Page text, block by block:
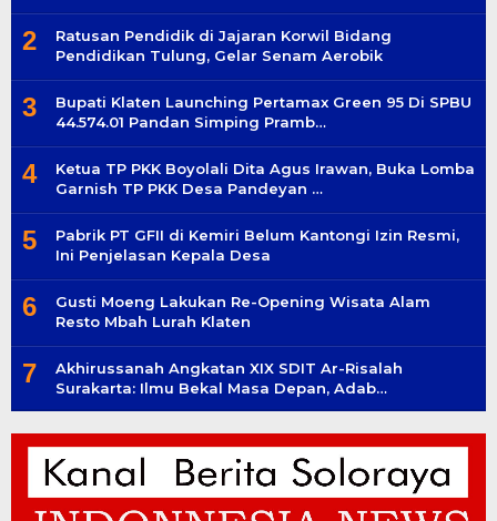
2
Ratusan Pendidik di Jajaran Korwil Bidang
Pendidikan Tulung, Gelar Senam Aerobik
3
Bupati Klaten Launching Pertamax Green 95 Di SPBU
44.574.01 Pandan Simping Pramb…
4
Ketua TP PKK Boyolali Dita Agus Irawan, Buka Lomba
Garnish TP PKK Desa Pandeyan …
5
Pabrik PT GFII di Kemiri Belum Kantongi Izin Resmi,
Ini Penjelasan Kepala Desa
6
Gusti Moeng Lakukan Re-Opening Wisata Alam
Resto Mbah Lurah Klaten
7
Akhirussanah Angkatan XIX SDIT Ar-Risalah
Surakarta: Ilmu Bekal Masa Depan, Adab…